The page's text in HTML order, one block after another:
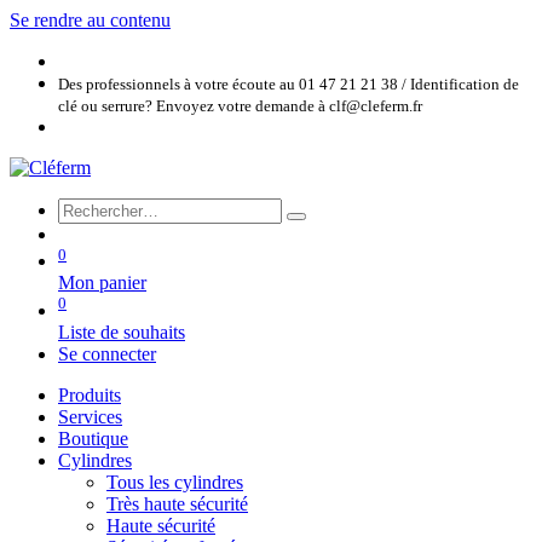
Se rendre au contenu
Des professionnels à votre écoute au 01 47 21 21 38 / Identification de
clé ou serrure? Envoyez votre demande à clf@cleferm.fr
0
Mon panier
0
Liste de souhaits
Se connecter
Produits
Services
Boutique
Cylindres
Tous les cylindres
Très haute sécurité
Haute sécurité